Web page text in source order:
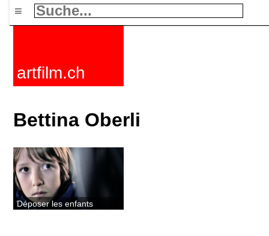
≡
artfilm.ch
Bettina Oberli
Déposer les enfants